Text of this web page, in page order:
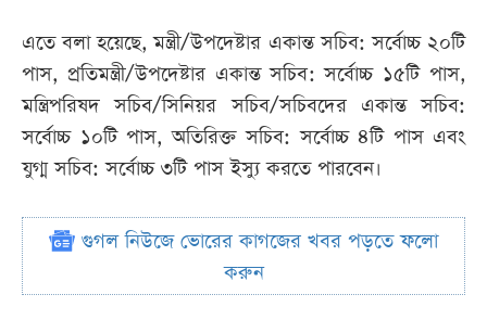
এতে বলা হয়েছে, মন্ত্রী/উপদেষ্টার একান্ত সচিব: সর্বোচ্চ ২০টি
পাস, প্রতিমন্ত্রী/উপদেষ্টার একান্ত সচিব: সর্বোচ্চ ১৫টি পাস,
মন্ত্রিপরিষদ সচিব/সিনিয়র সচিব/সচিবদের একান্ত সচিব:
সর্বোচ্চ ১০টি পাস, অতিরিক্ত সচিব: সর্বোচ্চ ৪টি পাস এবং
যুগ্ম সচিব: সর্বোচ্চ ৩টি পাস ইস্যু করতে পারবেন।
গুগল নিউজে ভোরের কাগজের খবর পড়তে ফলো
করুন